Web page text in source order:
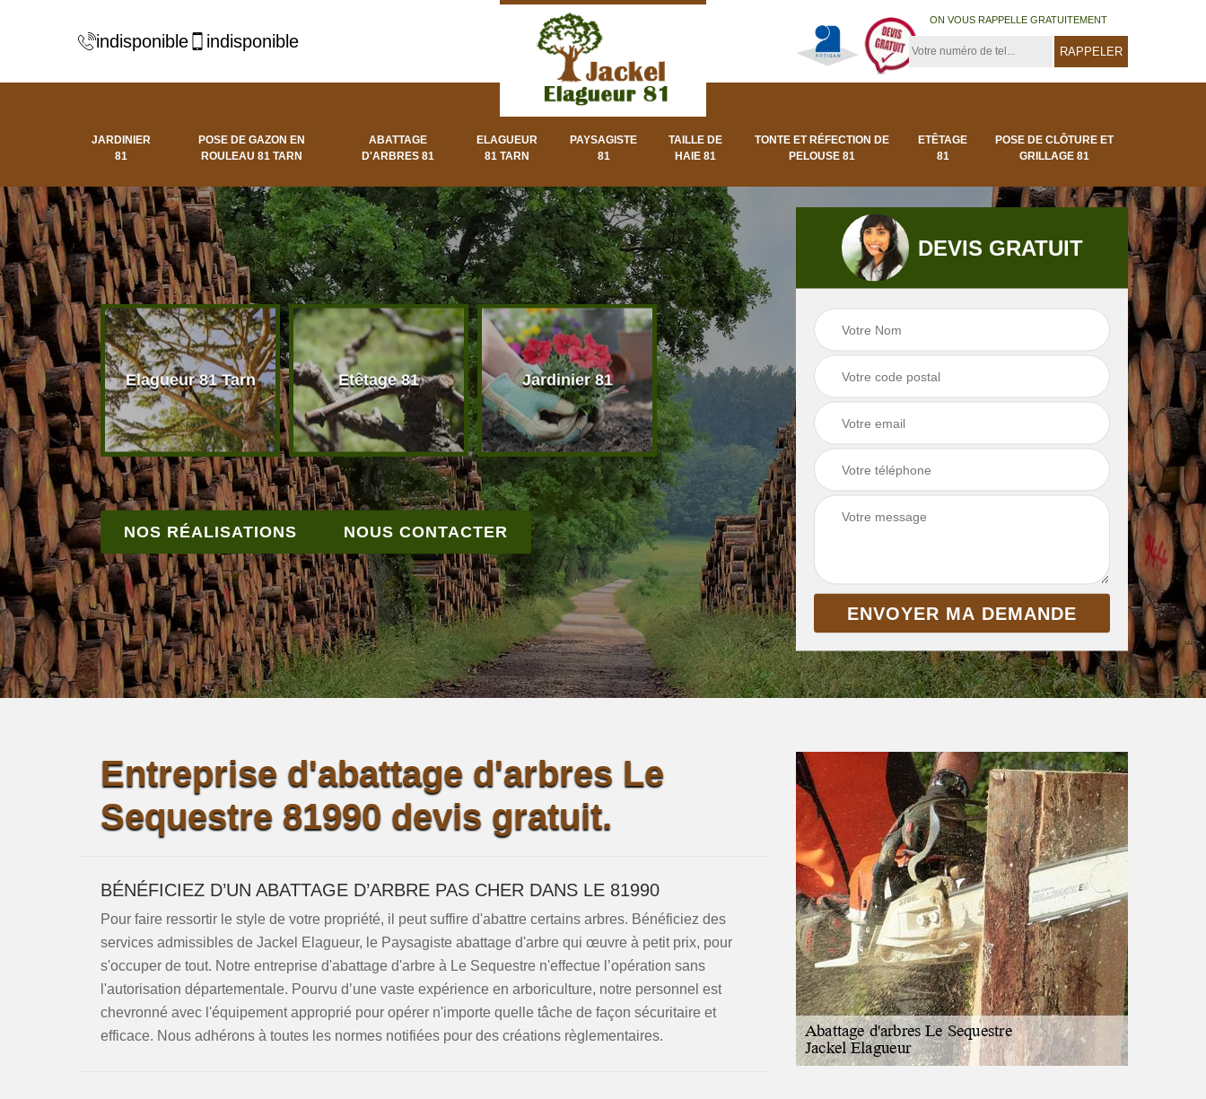
indisponible indisponible
ON VOUS RAPPELLE GRATUITEMENT
JARDINIER
81
POSE DE GAZON EN
ROULEAU 81 TARN
ABATTAGE
D'ARBRES 81
ELAGUEUR
81 TARN
PAYSAGISTE
81
TAILLE DE
HAIE 81
TONTE ET RÉFECTION DE
PELOUSE 81
ETÊTAGE
81
POSE DE CLÔTURE ET
GRILLAGE 81
d'arbres
Elagueur 81 Tarn Etêtage 81 Jardinier 81 Paysagiste 81
Pose de clôture et
grillage 81
Pose de gazon en
rouleau 81 Tarn
NOS RÉALISATIONS NOUS CONTACTER
DEVIS GRATUIT
Entreprise d'abattage d'arbres Le
Sequestre 81990 devis gratuit.
BÉNÉFICIEZ D’UN ABATTAGE D’ARBRE PAS CHER DANS LE 81990
Pour faire ressortir le style de votre propriété, il peut suffire d'abattre certains arbres. Bénéficiez des
services admissibles de Jackel Elagueur, le Paysagiste abattage d'arbre qui œuvre à petit prix, pour
s'occuper de tout. Notre entreprise d'abattage d'arbre à Le Sequestre n'effectue l’opération sans
l'autorisation départementale. Pourvu d’une vaste expérience en arboriculture, notre personnel est
chevronné avec l'équipement approprié pour opérer n'importe quelle tâche de façon sécuritaire et
efficace. Nous adhérons à toutes les normes notifiées pour des créations règlementaires.